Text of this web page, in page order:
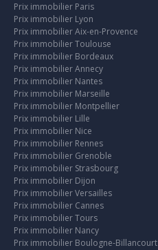
Prix immobilier Paris
Prix immobilier Lyon
Prix immobilier Aix-en-Provence
Prix immobilier Toulouse
Prix immobilier Bordeaux
Prix immobilier Annecy
Prix immobilier Nantes
Prix immobilier Marseille
Prix immobilier Montpellier
Prix immobilier Lille
Prix immobilier Nice
Prix immobilier Rennes
Prix immobilier Grenoble
Prix immobilier Strasbourg
Prix immobilier Dijon
Prix immobilier Versailles
Prix immobilier Cannes
Prix immobilier Tours
Prix immobilier Nancy
Prix immobilier Boulogne-Billancourt